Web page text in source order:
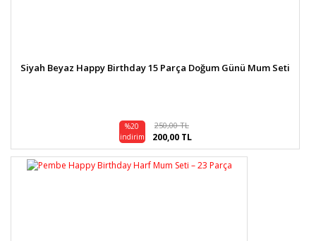
Siyah Beyaz Happy Birthday 15 Parça Doğum Günü Mum Seti
%20
indirim
250,00 TL
200,00 TL